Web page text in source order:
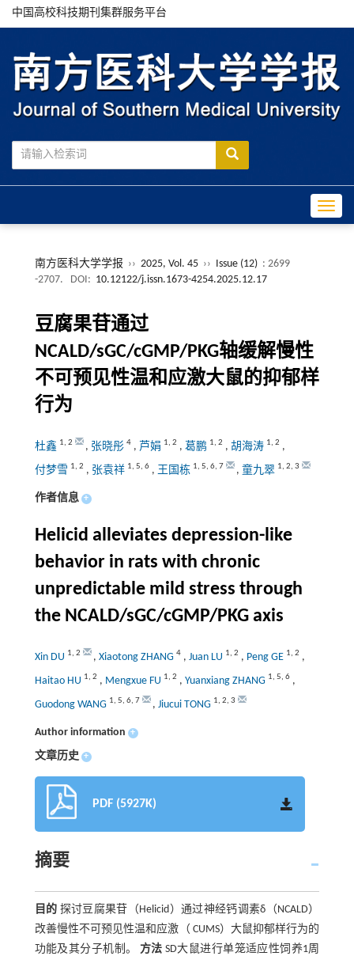
中国高校科技期刊集群服务平台
南方医科大学学报 ›› 2025, Vol. 45 ›› Issue (12) : 2699
-2707.
DOI: 10.12122/j.issn.1673-4254.2025.12.17
豆腐果苷通过
NCALD/sGC/cGMP/PKG轴缓解慢性
不可预见性温和应激大鼠的抑郁样
行为
杜鑫 1, 2 , 张晓彤 4, 芦娟 1, 2 , 葛鹏 1, 2 , 胡海涛 1, 2 ,
付梦雪 1, 2 , 张袁祥 1, 5, 6, 王国栋 1, 5, 6, 7 , 童九翠 1, 2, 3
作者信息 +
Helicid alleviates depression-like
behavior in rats with chronic
unpredictable mild stress through
the NCALD/sGC/cGMP/PKG axis
Xin DU 1, 2 , Xiaotong ZHANG 4, Juan LU 1, 2 , Peng GE 1, 2 ,
Haitao HU 1, 2 , Mengxue FU 1, 2 , Yuanxiang ZHANG 1, 5, 6,
Guodong WANG 1, 5, 6, 7 , Jiucui TONG 1, 2, 3
Author information +
文章历史 +
PDF (5927K)
摘要
目的 探讨豆腐果苷（Helicid）通过神经钙调素δ（NCALD）
改善慢性不可预见性温和应激（ CUMS）大鼠抑郁样行为的
功能及其分子机制。 方法 SD大鼠进行单笼适应性饲养1周